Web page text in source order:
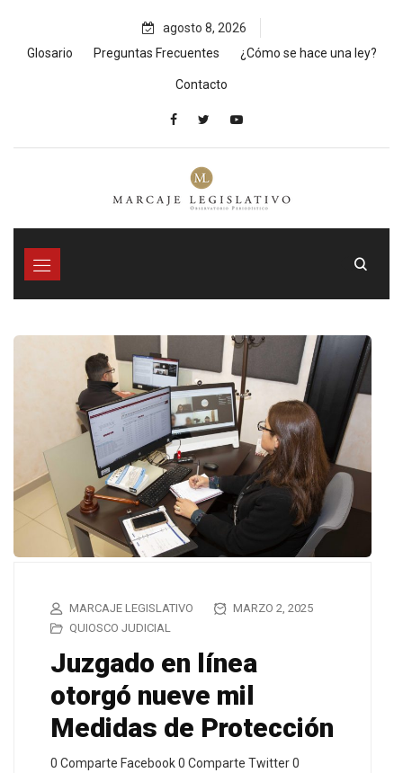
content
agosto 8, 2026
Glosario
Preguntas Frecuentes ¿Cómo se hace una ley?
Contacto
MARCAJE LEGISLATIVO
MARZO 2, 2025
QUIOSCO JUDICIAL
Juzgado en línea
otorgó nueve mil
Medidas de Protección
0 Comparte Facebook 0 Comparte Twitter 0